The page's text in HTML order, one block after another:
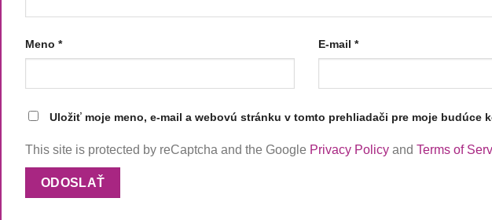
Meno * E-mail *
Uložiť moje meno, e-mail a webovú stránku v tomto prehliadači pre moje budúce
This site is protected by reCaptcha and the Google Privacy Policy and Terms of